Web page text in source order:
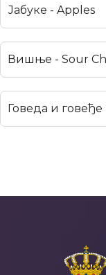
Јабуке - Apples
Вишње - Sour
Говеда и